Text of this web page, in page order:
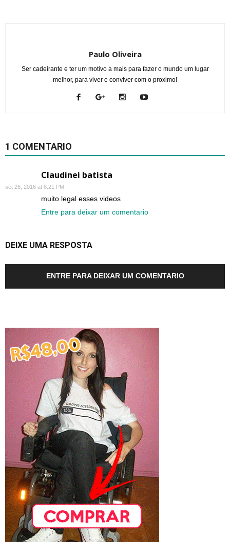
Paulo Oliveira
Ser cadeirante e ter um motivo a mais para fazer o mundo um lugar
melhor, para viver e conviver com o proximo!
1 COMENTARIO
Claudinei batista
set 26, 2016 at 6:21 PM
muito legal esses videos
Entre para deixar um comentario
DEIXE UMA RESPOSTA
ENTRE PARA DEIXAR UM COMENTARIO